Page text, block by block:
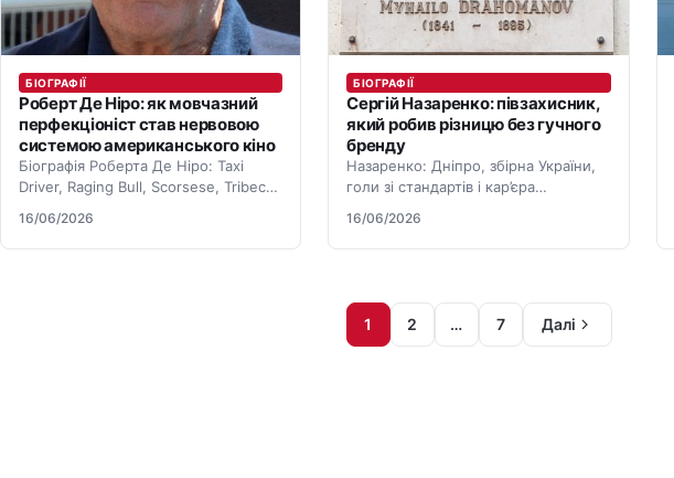
БІОГРАФІЇ
Роберт Де Ніро: як мовчазний
перфекціоніст став нервовою
системою американського кіно
Біографія Роберта Де Ніро: Taxi
Driver, Raging Bull, Scorsese, Tribeca
інституції.
16/06/2026
БІОГРАФІЇ
Сергій Назаренко: півзахисник,
який робив різницю без гучного
бренду
Назаренко: Дніпро, збірна України,
голи зі стандартів і кар’єра
матчі.
16/06/2026
1 2 … 7 Далі